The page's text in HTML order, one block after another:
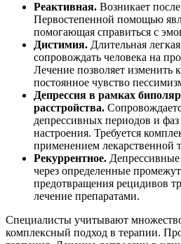
Реактивная. Возникает
Первостепенной помощью
помогающая справиться с
Дистимия. Длительная
сопровождать человека на
Лечение позволяет изменить
постоянное чувство
Депрессия в рамках
расстройства.
депрессивных периодов и
настроения. Требуется
применением лекарственной
Рекуррентное.
через определенные
предотвращения рецидивов
лечение препаратами.
Специалисты учитывают
комплексный подход в терапии.